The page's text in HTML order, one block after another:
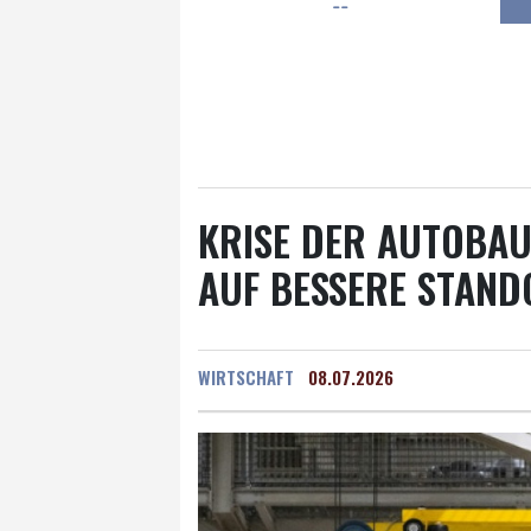
Frankfurt am Main
--
KRISE DER
AUF BESSERE
WIRTSCHAFT 08.07.2026